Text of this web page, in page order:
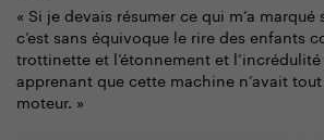
« Si je devais résumer ce qui m’a
c’est sans équivoque le rire des enfants
trottinette et l’étonnement et
apprenant que cette machine n’avait
moteur. »